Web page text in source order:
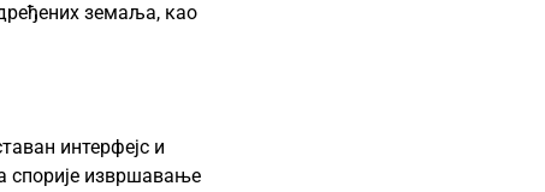
земаља, као
интерфејс и
спорије извршавање